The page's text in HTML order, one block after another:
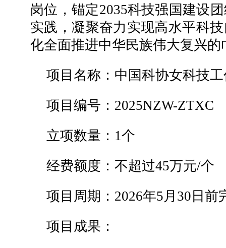
岗位，锚定2035科技强国建设
实践，凝聚奋力实现高水平科
化全面推进中华民族伟大复兴的
项目名称：中国科协女科技
项目编号：2025NZW-ZTXC
立项数量：1个
经费额度：不超过45万元/个
项目周期：2026年5月30日前
项目成果：